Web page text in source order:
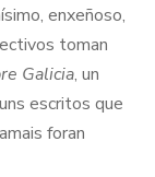
enxeñoso,
toman
Galicia, un
escritos que
foran